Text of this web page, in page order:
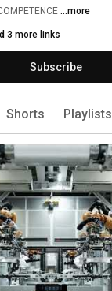
...more
3 more links
Subscribe
Shorts Playlists